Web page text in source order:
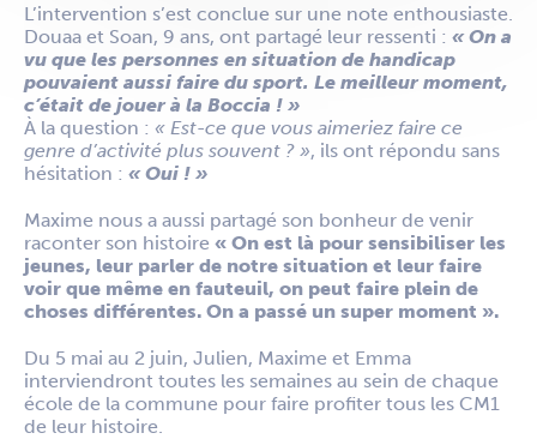
L’intervention s’est conclue sur une note enthousiaste.
Douaa et Soan, 9 ans, ont partagé leur ressenti : « On a
vu que les personnes en situation de handicap
pouvaient aussi faire du sport. Le meilleur moment,
c’était de jouer à la Boccia ! »
À la question : « Est-ce que vous aimeriez faire ce
genre d’activité plus souvent ? », ils ont répondu sans
hésitation : « Oui ! »
Maxime nous a aussi partagé son bonheur de venir
raconter son histoire « On est là pour sensibiliser les
jeunes, leur parler de notre situation et leur faire
voir que même en fauteuil, on peut faire plein de
choses différentes. On a passé un super moment ».
Du 5 mai au 2 juin, Julien, Maxime et Emma
interviendront toutes les semaines au sein de chaque
école de la commune pour faire profiter tous les CM1
de leur histoire.